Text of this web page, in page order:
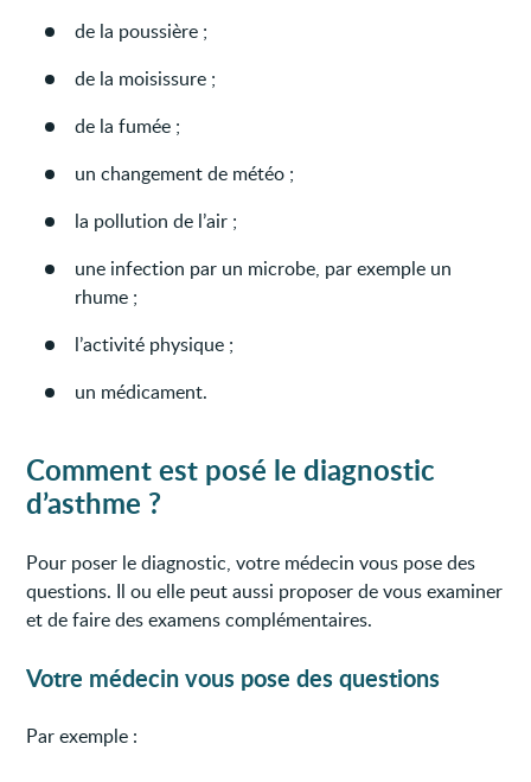
de la poussière ;
de la moisissure ;
de la fumée ;
un changement de météo ;
la pollution de l’air ;
une infection par un microbe, par exemple un
rhume ;
l’activité physique ;
un médicament.
Comment est posé le diagnostic
d’asthme ?
Pour poser le diagnostic, votre médecin vous pose des
questions. Il ou elle peut aussi proposer de vous examiner
et de faire des examens complémentaires.
Votre médecin vous pose des questions
Par exemple :